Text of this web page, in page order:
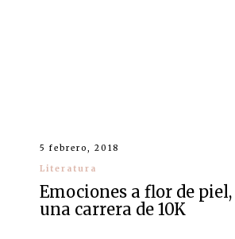
5 febrero, 2018
Literatura
Emociones a flor de
una carrera de 10K